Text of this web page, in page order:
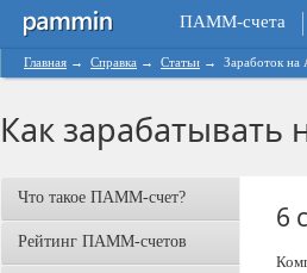
ПАММ-счета
Главная → Справка → Статьи → Заработок на
Как зарабатывать
Что такое ПАММ-счет?
Рейтинг ПАММ-счетов
6